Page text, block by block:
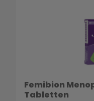
Femibion
Tabletten